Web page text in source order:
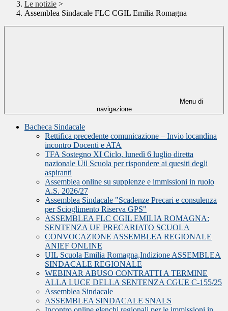
Le notizie >
Assemblea Sindacale FLC CGIL Emilia Romagna
Menu di
navigazione
Bacheca Sindacale
Rettifica precedente comunicazione – Invio locandina
incontro Docenti e ATA
TFA Sostegno XI Ciclo, lunedì 6 luglio diretta
nazionale Uil Scuola per rispondere ai quesiti degli
aspiranti
Assemblea online su supplenze e immissioni in ruolo
A.S. 2026/27
Assemblea Sindacale "Scadenze Precari e consulenza
per Scioglimento Riserva GPS"
ASSEMBLEA FLC CGIL EMILIA ROMAGNA:
SENTENZA UE PRECARIATO SCUOLA
CONVOCAZIONE ASSEMBLEA REGIONALE
ANIEF ONLINE
UIL Scuola Emilia Romagna,Indizione ASSEMBLEA
SINDACALE REGIONALE
WEBINAR ABUSO CONTRATTI A TERMINE
ALLA LUCE DELLA SENTENZA CGUE C‑155/25
Assemblea Sindacale
ASSEMBLEA SINDACALE SNALS